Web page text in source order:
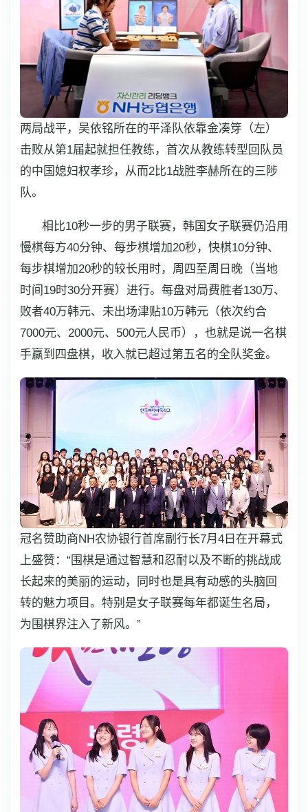
两局战平，吴依铭所在的平泽队依靠金凑笌（左）
击败从第1届起就担任教练，首次从教练转型回队员
的中国媳妇权孝珍，从而2比1战胜李赫所在的三陟
队。
相比10秒一步的男子联赛，韩国女子联赛仍沿用
慢棋每方40分钟、每步棋增加20秒，快棋10分钟、
每步棋增加20秒的较长用时，周四至周日晚（当地
时间19时30分开赛）进行。每盘对局费胜者130万、
败者40万韩元、未出场津贴10万韩元（依次约合
7000元、2000元、500元人民币），也就是说一名棋
手赢到四盘棋，收入就已超过第五名的全队奖金。
冠名赞助商NH农协银行首席副行长7月4日在开幕式
上盛赞：“围棋是通过智慧和忍耐以及不断的挑战成
长起来的美丽的运动，同时也是具有动感的头脑回
转的魅力项目。特别是女子联赛每年都诞生名局，
为围棋界注入了新风。”